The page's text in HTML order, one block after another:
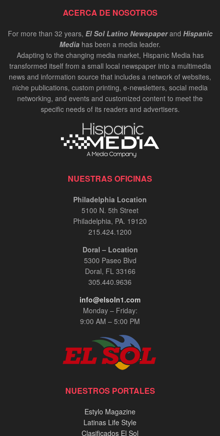
ACERCA DE NOSOTROS
For more than 32 years, El Sol Latino Newspaperand Hispanic
Media has been a media leader.
Adapting to the changing media market, Hispanic Media has
transformed itself from a small local newspaper into a multimedia
news and information source that includes a network of websites,
niche publications, custom printing, e-newsletters, social media
networking, and events and customized content to meet the
specific needs of its readers and advertisers.
NUESTRAS OFICINAS
Philadelphia Location
5100 N. 5th Street
Philadelphia, PA. 19120
215.424.1200
Doral – Location
5300 Paseo Blvd
Doral, FL 33166
305.440.9636
info@elsoln1.com
Monday – Friday:
9:00 AM – 5:00 PM
NUESTROS PORTALES
Estylo Magazine
Latinas Life Style
Clasificados El Sol